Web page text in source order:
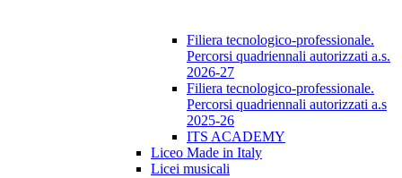
Filiera tecnologico-professionale.
Percorsi quadriennali autorizzati a.s.
2026-27
Filiera tecnologico-professionale.
Percorsi quadriennali autorizzati a.s
2025-26
ITS ACADEMY
Liceo Made in Italy
Licei musicali